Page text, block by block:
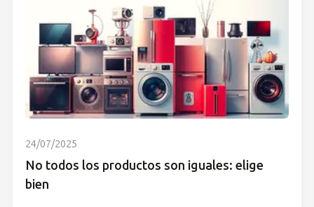
24/07/2025
No todos los productos son iguales: elige
bien